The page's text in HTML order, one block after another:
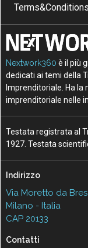
Nextwork360 è il più
dedicati ai temi della
Imprenditoriale. Ha
imprenditoriale nelle
Testata registrata al
1927. Testata
Indirizzo
Via Moretto da
Milano - Italia
CAP 20133
Contatti